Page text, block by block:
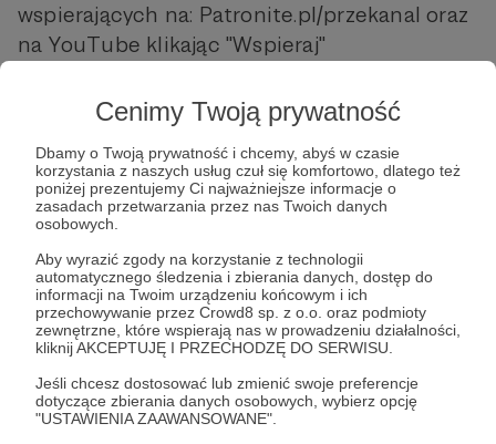
Cenimy Twoją prywatność
Dbamy o Twoją prywatność i chcemy, abyś w czasie
korzystania z naszych usług czuł się komfortowo, dlatego też
poniżej prezentujemy Ci najważniejsze informacje o
zasadach przetwarzania przez nas Twoich danych
osobowych.
Aby wyrazić zgody na korzystanie z technologii
automatycznego śledzenia i zbierania danych, dostęp do
informacji na Twoim urządzeniu końcowym i ich
przechowywanie przez Crowd8 sp. z o.o. oraz podmioty
zewnętrzne, które wspierają nas w prowadzeniu działalności,
kliknij AKCEPTUJĘ I PRZECHODZĘ DO SERWISU.
Jeśli chcesz dostosować lub zmienić swoje preferencje
dotyczące zbierania danych osobowych, wybierz opcję
"USTAWIENIA ZAAWANSOWANE".
wspierających na: Patronite.pl/przekanal oraz
na YouTube klikając "Wspieraj"
Udostępnij
PRZEkanał
Zobacz profil autora
Zobacz również